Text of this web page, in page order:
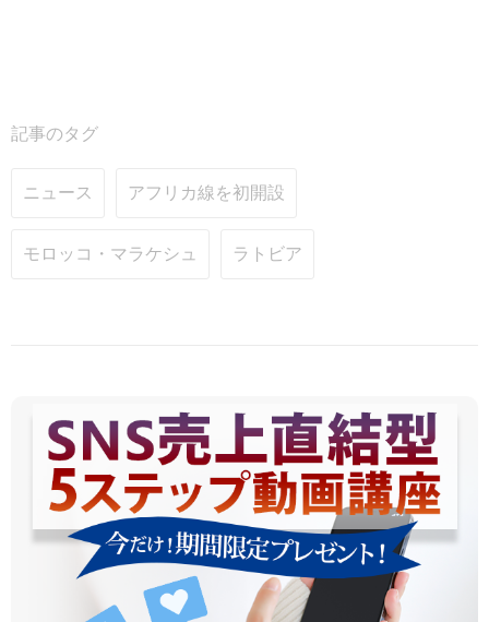
記事のタグ
ニュース アフリカ線を初開設
モロッコ・マラケシュ ラトビア